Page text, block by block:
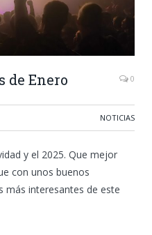
de Enero 0
NOTICIAS
y el 2025. Que mejor
con unos buenos
más interesantes de este